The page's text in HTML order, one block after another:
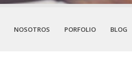
NOSOTROS PORFOLIO BLOG